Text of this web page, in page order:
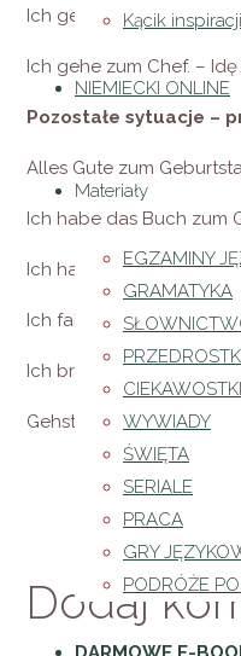
Kącik inspiracji
NIEMIECKI ONLINE
Materiały
EGZAMINY
GRAMATYKA
CIEKAWOSTKI
WYWIADY
ŚWIĘTA
SERIALE
PRACA
GRY
PODRÓŻE
Ich gehe zur Ärztin. – Idę
Ich gehe zum Chef. –
Pozostałe sytuacje –
Alles Gute zum
Ich habe das Buch zum
Ich habe nicht zum
Ich fahre zur Erholung
Ich bringe die Schuhe
Gehst du zum Essen? –
Dodaj